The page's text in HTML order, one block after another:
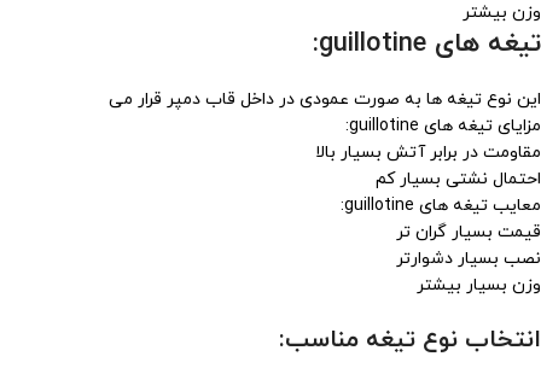
وزن بیشتر
تیغه های guillotine
:
این نوع تیغه ها به صورت عمودی در داخل قاب دمپر قرار می
مزایای تیغه های guillotine:
مقاومت در برابر آتش بسیار بالا
احتمال نشتی بسیار کم
معایب تیغه های guillotine:
قیمت بسیار گران تر
نصب بسیار دشوارتر
وزن بسیار بیشتر
انتخاب نوع تیغه مناسب: